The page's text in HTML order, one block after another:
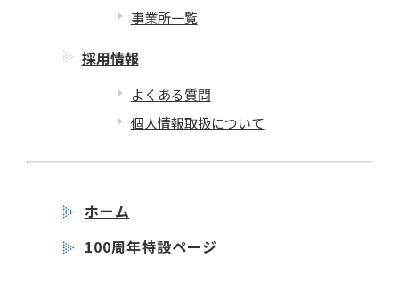
事業所一覧
採用情報
よくある質問
個人情報取扱について
ホーム
100周年特設ページ